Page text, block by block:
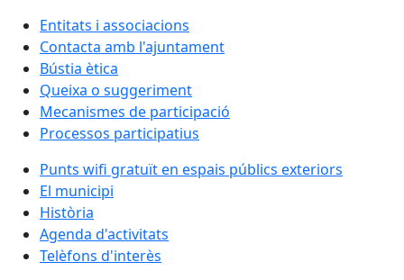
Entitats i associacions
Contacta amb l'ajuntament
Bústia ètica
Queixa o suggeriment
Mecanismes de participació
Processos participatius
Punts wifi gratuït en espais públics exteriors
El municipi
Història
Agenda d'activitats
Telèfons d'interès